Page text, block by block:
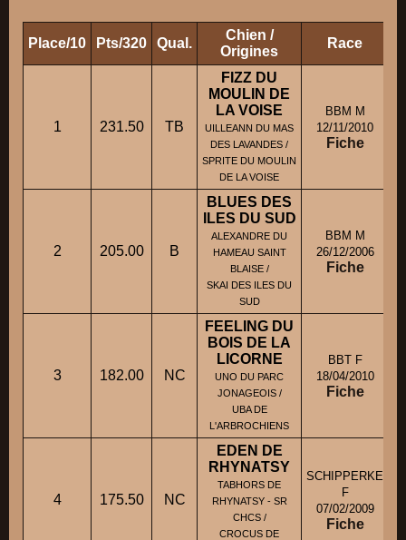
Place/10 Pts/320 Qual.
Chien /
Origines
Race
1 231.50 TB
FIZZ DU
MOULIN DE
LA VOISE
UILLEANN DU MAS
DES LAVANDES /
SPRITE DU MOULIN
DE LA VOISE
BBM M
12/11/2010
Fiche
2 205.00 B
BLUES DES
ILES DU SUD
ALEXANDRE DU
HAMEAU SAINT
BLAISE /
SKAI DES ILES DU
SUD
BBM M
26/12/2006
Fiche
3 182.00 NC
FEELING DU
BOIS DE LA
LICORNE
UNO DU PARC
JONAGEOIS /
UBA DE
L'ARBROCHIENS
BBT F
18/04/2010
Fiche
4 175.50 NC
EDEN DE
RHYNATSY
TABHORS DE
RHYNATSY - SR
CHCS /
CROCUS DE
SCHIPPERKE
F
07/02/2009
Fiche